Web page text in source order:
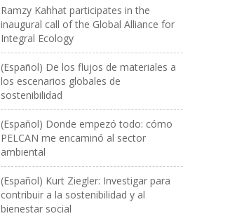
Ramzy Kahhat participates in the
inaugural call of the Global Alliance for
Integral Ecology
(Español) De los flujos de materiales a
los escenarios globales de
sostenibilidad
(Español) Donde empezó todo: cómo
PELCAN me encaminó al sector
ambiental
(Español) Kurt Ziegler: Investigar para
contribuir a la sostenibilidad y al
bienestar social